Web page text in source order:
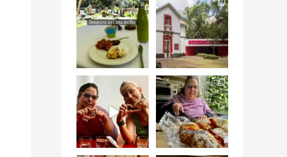
Levantarse, escuchar
el río correr y sentir
el...
19 0
Esta
#NochedeMuseos
en la
#QuintaColorada
el...
12 0
¡Qué desayuno tan
increíble en
@LasQuinceLetras!...
28 3
Me tocó rosca de
Tagers un
restaurante de
Avenida...
50 10